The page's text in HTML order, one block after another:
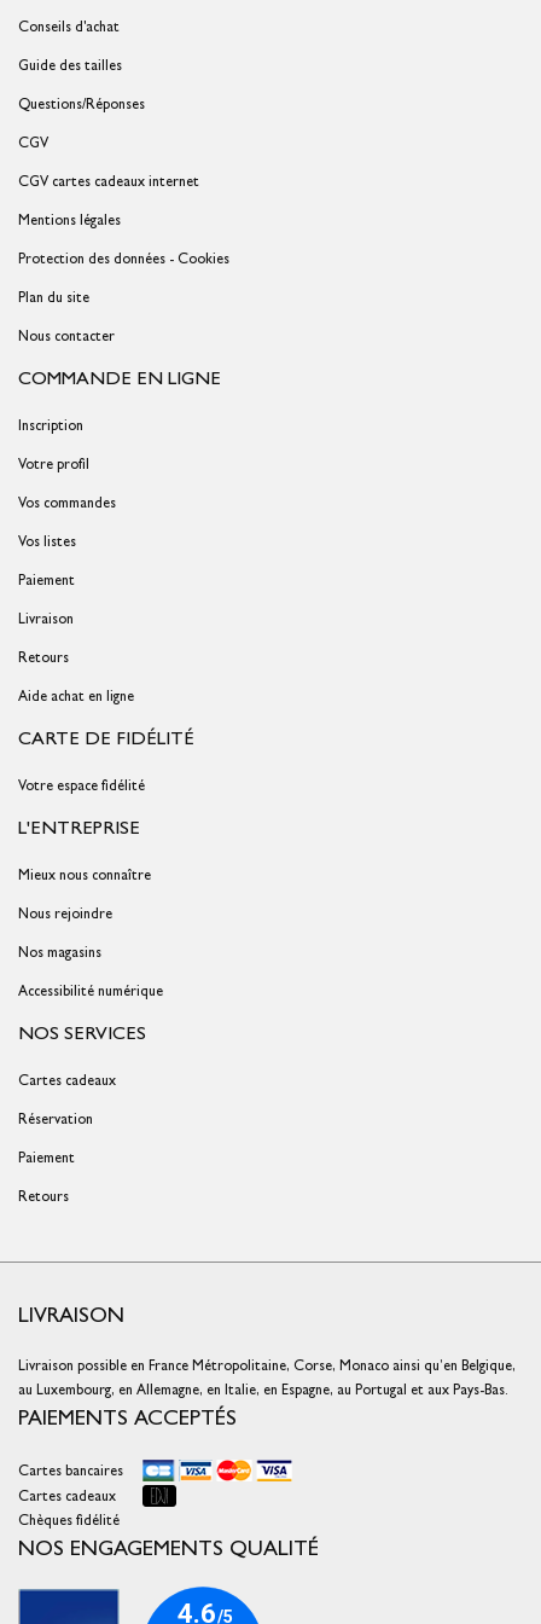
Conseils d'achat
Guide des tailles
Questions/Réponses
CGV
CGV cartes cadeaux internet
Mentions légales
Protection des données - Cookies
Plan du site
Nous contacter
COMMANDE EN LIGNE
Inscription
Votre profil
Vos commandes
Vos listes
Paiement
Livraison
Retours
Aide achat en ligne
CARTE DE FIDÉLITÉ
Votre espace fidélité
L'ENTREPRISE
Mieux nous connaître
Nous rejoindre
Nos magasins
Accessibilité numérique
NOS SERVICES
Cartes cadeaux
Réservation
Paiement
Retours
LIVRAISON
Livraison possible en France Métropolitaine, Corse, Monaco ainsi qu’en Belgique,
au Luxembourg, en Allemagne, en Italie, en Espagne, au Portugal et aux Pays-Bas.
PAIEMENTS ACCEPTÉS
Cartes bancaires
Cartes cadeaux
Chèques fidélité
NOS ENGAGEMENTS QUALITÉ